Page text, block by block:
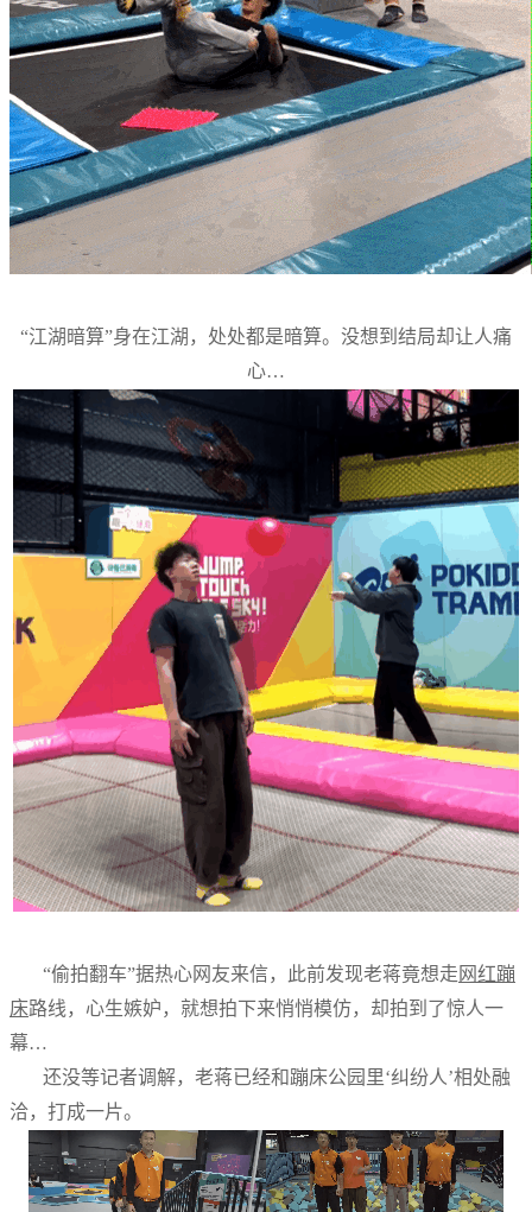
“江湖暗算”身在江湖，处处都是暗算。没想到结局却让人痛
心…
“偷拍翻车”据热心网友来信，此前发现老蒋竟想走 网红蹦
床路线，心生嫉妒，就想拍下来悄悄模仿，却拍到了惊人一
幕…
还没等记者调解，老蒋已经和蹦床公园里‘纠纷人’相处融
洽，打成一片。